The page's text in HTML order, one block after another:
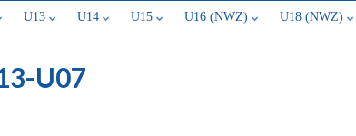
U13 U14 U15 U16 (NWZ) U18 (NWZ)
U07